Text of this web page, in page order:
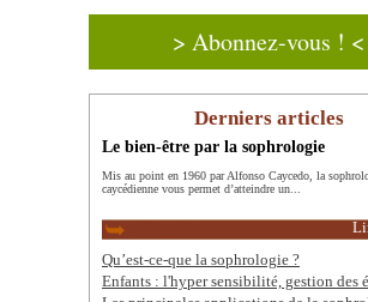
> Abonnez-vous ! <
Derniers articles
Le bien-être par la sophrologie
Mis au point en 1960 par Alfonso Caycedo, la
caycédienne vous permet d’atteindre un...
Qu’est-ce-que la sophrologie ?
Enfants : l'hyper sensibilité, gestion des